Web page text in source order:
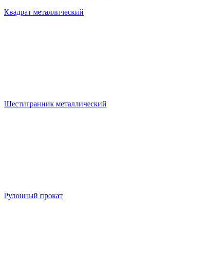
Квадрат металлический
Шестигранник металлический
Рулонный прокат